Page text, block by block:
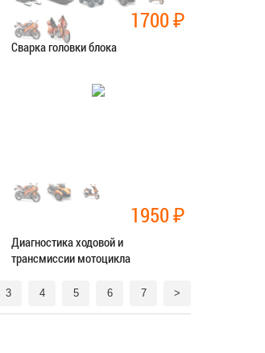
1700₽
Сварка головки блока
Сварочные работы
1950₽
Диагностика ходовой и
трансмиссии мотоцикла
3 4 5 6 7 >